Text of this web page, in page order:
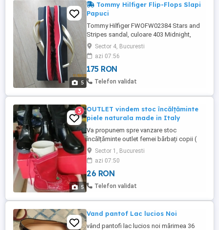
5
Tommy Hilfiger Flip-Flops Slapi
Papuci
Tommy Hilfiger FWOFW02384 Stars and
Stripes sandal, culoare 403 Midnight,
multicolor, auriu, rosu, bleumarin, masura
36 23 cm, cumparati de la magazinul
Office. Baretle sunt din plastic, se usuca
imediat, spre deosebire din cele din
material.
Sector 4, Bucuresti
azi 07:56
175 RON
Telefon validat
5
3
OUTLET vindem stoc încălțăminte
piele naturala made in Italy
Va propunem spre vanzare stoc
încălțăminte outlet femei bărbați copii (
1800 perechi) Astfel oferim spre vânzare
stoc general de aproximativ 1800 perechi
încălțăminte outlet, compus din: 20%
bărbați (aprox. 400 perechi) în mare parte
piele naturală, made in Italy 40% copii
Sector 1, Bucuresti
azi 07:50
26 RON
Telefon validat
Vand pantof Lac lucios Noi
vând pantofi lac lucios noi mărimea 36